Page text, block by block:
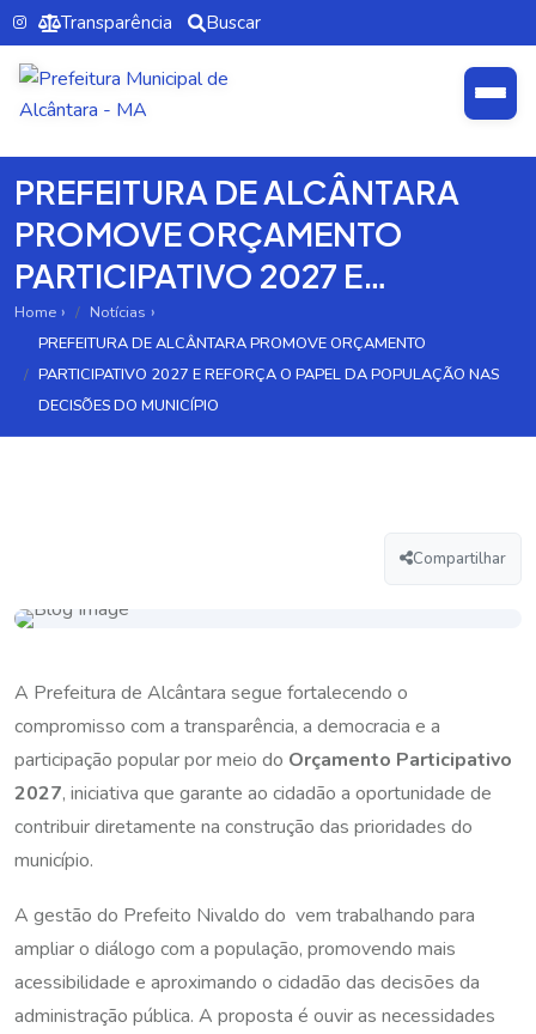
Transparência Buscar
PREFEITURA DE ALCÂNTARA
PROMOVE ORÇAMENTO
PARTICIPATIVO 2027 E
REFORÇA O PAPEL DA
POPULAÇÃO NAS DECISÕES
DO MUNICÍPIO
Home
Notícias
PREFEITURA DE ALCÂNTARA PROMOVE ORÇAMENTO
PARTICIPATIVO 2027 E REFORÇA O PAPEL DA POPULAÇÃO NAS
DECISÕES DO MUNICÍPIO
Compartilhar
A Prefeitura de Alcântara segue fortalecendo o
compromisso com a transparência, a democracia e a
participação popular por meio do Orçamento Participativo
2027, iniciativa que garante ao cidadão a oportunidade de
contribuir diretamente na construção das prioridades do
município.
A gestão do Prefeito Nivaldo do vem trabalhando para
ampliar o diálogo com a população, promovendo mais
acessibilidade e aproximando o cidadão das decisões da
administração pública. A proposta é ouvir as necessidades